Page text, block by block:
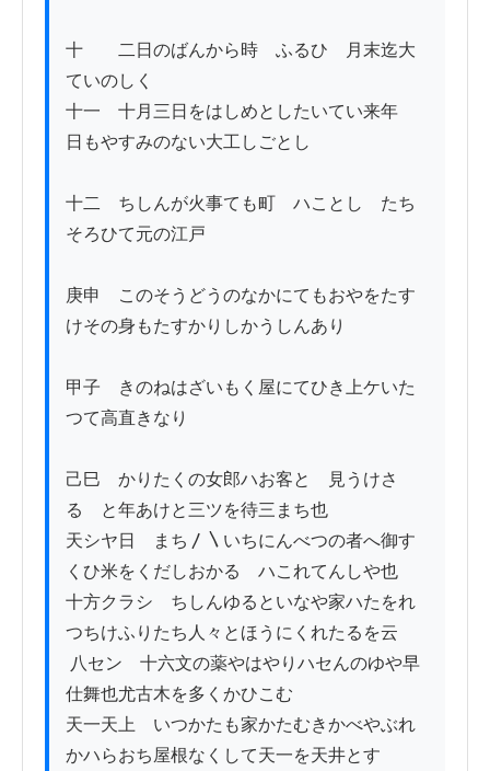
十　　二日のばんから時ゝふるひ　月末迄大
ていのしく
十一　十月三日をはしめとしたいてい来年
日もやすみのない大工しごとし
十二　ちしんが火事ても町ゝハことし　たち
そろひて元の江戸
庚申　このそうどうのなかにてもおやをたす
けその身もたすかりしかうしんあり
甲子　きのねはざいもく屋にてひき上ケいた
つて高直きなり
己巳　かりたくの女郎ハお客と　見うけさ
るゝと年あけと三ツを待三まち也
天シヤ日　まち〳〵いちにんべつの者へ御す
くひ米をくだしおかるゝハこれてんしや也
十方クラシ　ちしんゆるといなや家ハたをれ
つちけふりたち人々とほうにくれたるを云
仕舞也尤古木を多くかひこむ
天一天上　いつかたも家かたむきかべやぶれ
かハらおち屋根なくして天一を天井とす